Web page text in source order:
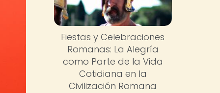
Fiestas y Celebraciones
Romanas: La Alegría
como Parte de la Vida
Cotidiana en la
Civilización Romana